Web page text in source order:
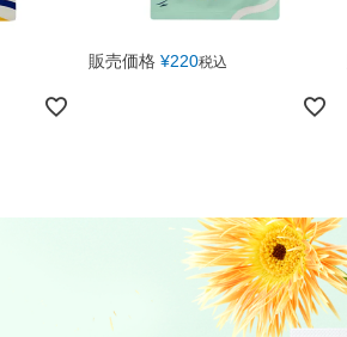
販売価格 ¥220税込